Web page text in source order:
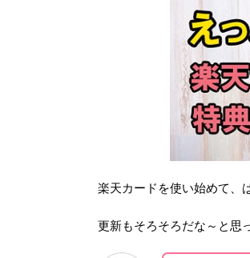
楽天カードを使い始めて、
更新もそろそろだな～と思